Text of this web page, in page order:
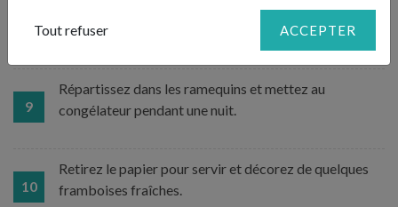
Incorporez ensuite les blancs sucrés.
9
Répartissez dans les ramequins et mettez au
congélateur pendant une nuit.
10
Retirez le papier pour servir et décorez de quelques
framboises fraîches.
Tout refuser ACCEPTER